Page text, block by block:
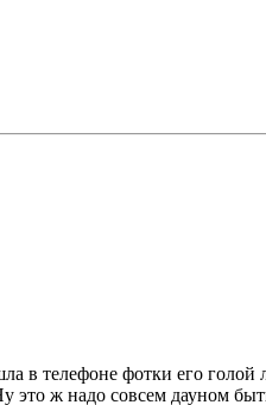
в телефоне фотки его
это ж надо совсем дауном